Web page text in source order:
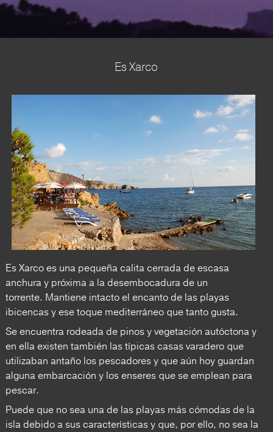
Alquiler
Gestión de Propiedades
Es Xarco
Es Xarco es una pequeña calita cerrada de escasa
anchura y próxima a la desembocadura de un
torrente. Mantiene intacto el encanto de las playas
ibicencas y ese toque mediterráneo que tanto gusta.
Se encuentra rodeada de pinos y vegetación autóctona y
en ella existen también las típicas casas varadero que
utilizaban antaño los pescadores y que aún hoy guardan
alguna embarcación y los enseres que se emplean para
pescar.
Puede que no sea una de las playas más cómodas de la
isla debido a sus características y que, por ello, no sea la